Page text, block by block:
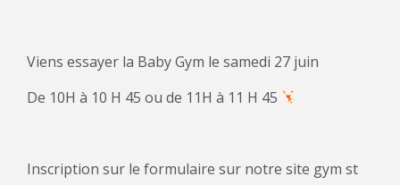
Viens essayer la Baby Gym le samedi 27 juin
De 10H à 10 H 45 ou de 11H à 11 H 45
Inscription sur le formulaire sur notre site gym st